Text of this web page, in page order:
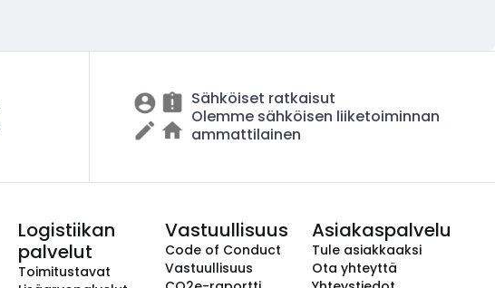
Sähköiset ratkaisut
Olemme sähköisen liiketoiminnan
ammattilainen
Logistiikan
palvelut
Toimitustavat
Vastuullisuus
Code of Conduct
Vastuullisuus
Asiakaspalvelu
Tule asiakkaaksi
Ota yhteyttä